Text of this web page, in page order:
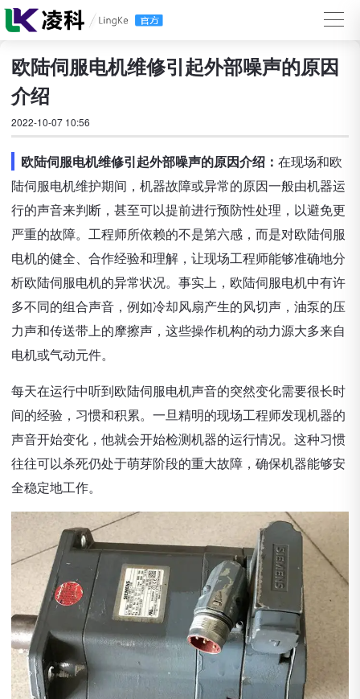
欧陆伺服电机维修引起外部噪声的原因
介绍
2022-10-07 10:56
欧陆伺服电机维修引起外部噪声的原因介绍： 在现场和欧
陆伺服电机维护期间，机器故障或异常的原因一般由机器运
行的声音来判断，甚至可以提前进行预防性处理，以避免更
严重的故障。工程师所依赖的不是第六感，而是对欧陆伺服
电机的健全、合作经验和理解，让现场工程师能够准确地分
析欧陆伺服电机的异常状况。事实上，欧陆伺服电机中有许
多不同的组合声音，例如冷却风扇产生的风切声，油泵的压
力声和传送带上的摩擦声，这些操作机构的动力源大多来自
电机或气动元件。
每天在运行中听到欧陆伺服电机声音的突然变化需要很长时
间的经验，习惯和积累。一旦精明的现场工程师发现机器的
声音开始变化，他就会开始检测机器的运行情况。这种习惯
往往可以杀死仍处于萌芽阶段的重大故障，确保机器能够安
全稳定地工作。